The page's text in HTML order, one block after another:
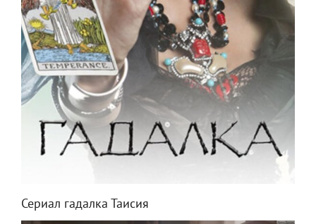
Сериал гадалка Таисия